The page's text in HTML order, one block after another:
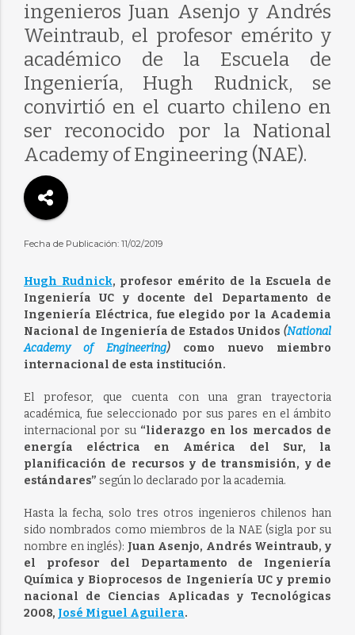
ingenieros Juan Asenjo y Andrés
Weintraub, el profesor emérito y
académico de la Escuela de
Ingeniería, Hugh Rudnick, se
convirtió en el cuarto chileno en
ser reconocido por la National
Academy of Engineering (NAE).
Fecha de Publicación: 11/02/2019
Hugh Rudnick, profesor emérito de la Escuela de
Ingeniería UC y docente del Departamento de
Ingeniería Eléctrica, fue elegido por la Academia
Nacional de Ingeniería de Estados Unidos(National
Academy of Engineering)como nuevo miembro
internacional de esta institución.
El profesor, que cuenta con una gran trayectoria
académica, fue seleccionado por sus pares en el ámbito
internacional por su “liderazgo en los mercados de
energía eléctrica en América del Sur, la
planificación de recursos y de transmisión, y de
estándares” según lo declarado por la academia.
Hasta la fecha, solo tres otros ingenieros chilenos han
sido nombrados como miembros de la NAE (sigla por su
nombre en inglés): Juan Asenjo, Andrés Weintraub, y
el profesor del Departamento de Ingeniería
Química y Bioprocesos de Ingeniería UC y premio
nacional de Ciencias Aplicadas y Tecnológicas
2008, José Miguel Aguilera.